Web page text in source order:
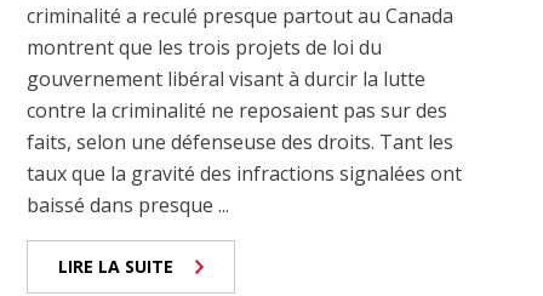
criminalité a reculé presque partout au Canada
montrent que les trois projets de loi du
gouvernement libéral visant à durcir la lutte
contre la criminalité ne reposaient pas sur des
faits, selon une défenseuse des droits. Tant les
taux que la gravité des infractions signalées ont
baissé dans presque ...
LIRE LA SUITE